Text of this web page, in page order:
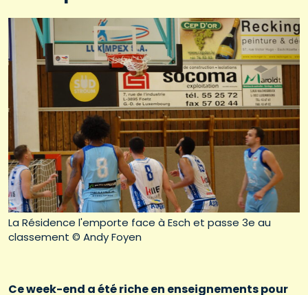
La Résidence l'emporte face à Esch et passe 3e au
classement © Andy Foyen
Ce week-end a été riche en enseignements pour